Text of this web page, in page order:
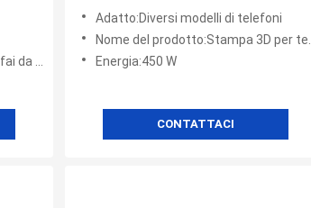
da te
custodie per telefoni
Adatto:Diversi modelli di telefoni
Nome del prodotto:Stampa 3D per telecabine a sublimazione
Energia:450 W
CONTATTACI